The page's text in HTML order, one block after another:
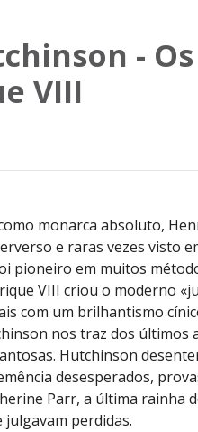
-
VIII
monarca absoluto,
e raras vezes visto
pioneiro em muitos
VIII criou o moderno
com um brilhantismo
nos traz dos últimos
Hutchinson
desesperados,
Parr, a última rainha
julgavam perdidas.